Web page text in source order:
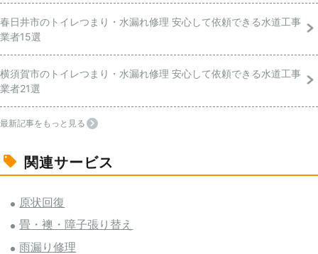
春日井市のトイレつまり・水漏れ修理 安心して依頼できる水道工事
業者15選
横須賀市のトイレつまり・水漏れ修理 安心して依頼できる水道工事
業者21選
最新記事をもっと見る
関連サービス
原状回復
畳・襖・障子張り替え
雨漏り修理